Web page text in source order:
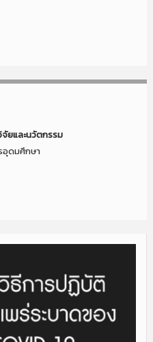
ยและนวัตกรรม
อุดมศึกษา